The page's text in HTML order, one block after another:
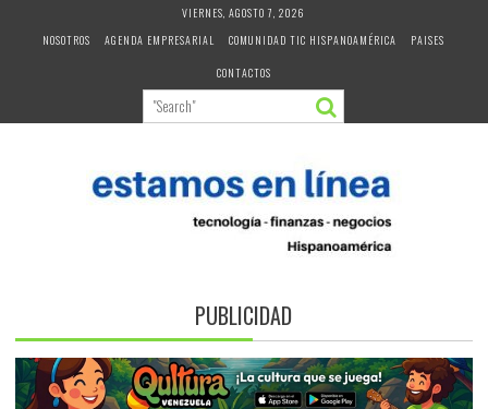
VIERNES, AGOSTO 7, 2026
NOSOTROS
AGENDA EMPRESARIAL COMUNIDAD TIC HISPANOAMÉRICA
PAISES
CONTACTOS
PUBLICIDAD